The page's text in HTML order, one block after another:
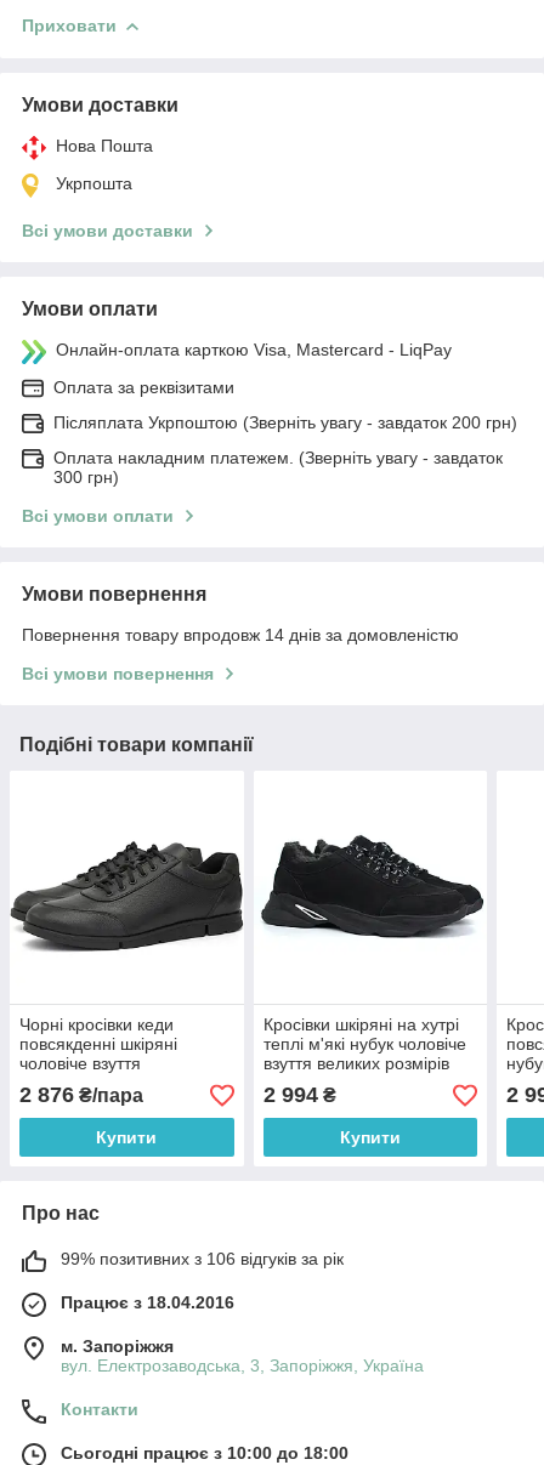
Приховати
Умови доставки
Нова Пошта
Укрпошта
Всі умови доставки
Умови оплати
Онлайн-оплата карткою Visa, Mastercard - LiqPay
Оплата за реквізитами
Післяплата Укрпоштою (Зверніть увагу - завдаток 200 грн)
Оплата накладним платежем. (Зверніть увагу - завдаток
300 грн)
Всі умови оплати
Умови повернення
Повернення товару впродовж 14 днів за домовленістю
Всі умови повернення
Подібні товари компанії
Чорні кросівки кеди
повсякденні шкіряні
чоловіче взуття
демісезонне Rosso
Avangard Ada Casual Black
Floto
2 876 ₴/пара
Купити
Кросівки шкіряні на хутрі
теплі м'які нубук чоловіче
взуття великих розмірів
Rosso Avangard Winter
Ada NUB BS
2 994₴
Купити
2
Про нас
99% позитивних з 106 відгуків за рік
Працює з 18.04.2016
м. Запоріжжя
вул. Електрозаводська, 3, Запоріжжя, Україна
Контакти
Сьогодні працює з 10:00 до 18:00